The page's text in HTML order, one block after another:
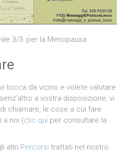
3/3: per la Menopausa
tocca da vicino e volete valutare
a vostra disposizione: vi
chiamare, le cose a cui fare
a noi (clic qui per consultare la
altri Percorsi trattati nel nostro